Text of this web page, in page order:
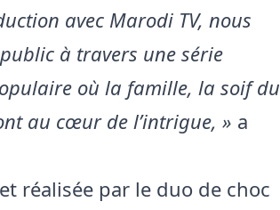
avec Marodi TV, nous
à travers une série
où la famille, la soif du
au cœur de l’intrigue, » a
réalisée par le duo de choc